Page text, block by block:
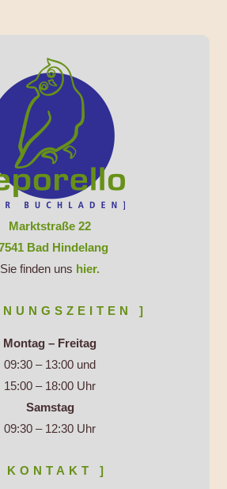
Marktstraße 22
Bad Hindelang
Sie finden uns hier.
]
Montag – Freitag
09:30 – 13:00 und
15:00 – 18:00 Uhr
Samstag
09:30 – 12:30 Uhr
KONTAKT ]